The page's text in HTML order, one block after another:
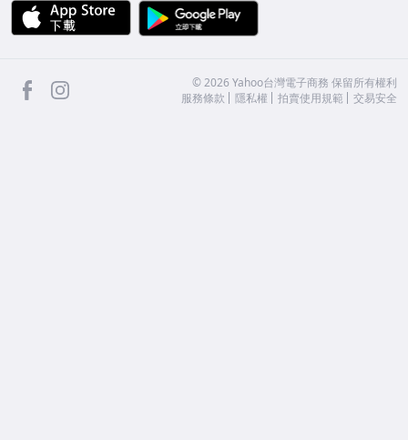
APP Store
facebook ©2026 Yahoo台灣電子商務 保留所有權利
服務條款
隱私權 拍賣使用規範 交易安全